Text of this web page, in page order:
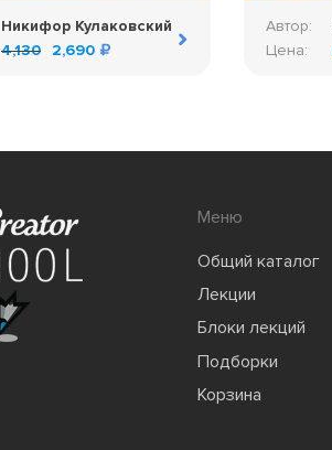
Никифор Кулаковский
4,130 2,690
Автор:
Цена:
Меню
Общий каталог
Лекции
Блоки лекций
Подборки
Корзина